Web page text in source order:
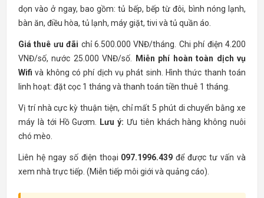
dọn vào ở ngay, bao gồm: tủ bếp, bếp từ đôi, bình nóng lạnh,
bàn ăn, điều hòa, tủ lạnh, máy giặt, tivi và tủ quần áo.
Giá thuê ưu đãi chỉ 6.500.000 VNĐ/tháng. Chi phí điện 4.200
VNĐ/số, nước 25.000 VNĐ/số.
Miễn phí hoàn toàn dịch vụ
Wifi và không có phí dịch vụ phát sinh. Hình thức thanh toán
linh hoạt: đặt cọc 1 tháng và thanh toán tiền thuê 1 tháng.
Vị trí nhà cực kỳ thuận tiện, chỉ mất 5 phút di chuyển bằng xe
máy là tới Hồ Gươm.
Lưu ý: Ưu tiên khách hàng không nuôi
chó mèo.
Liên hệ ngay số điện thoại 097.1996.439 để được tư vấn và
xem nhà trực tiếp. (Miễn tiếp môi giới và quảng cáo).